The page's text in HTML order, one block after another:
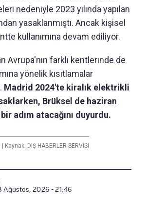
nedeniyle 2023 yılında yapılan
yasaklanmıştı. Ancak kişisel
kullanımına devam ediliyor.
Avrupa'nın farklı kentlerinde de
yönelik kısıtlamalar
Madrid 2024'te kiralık elektrikli
Brüksel de haziran
adım atacağını duyurdu.
Kaynak: DIŞ HABERLER SERVİSİ
Ağustos, 2026 - 21:46